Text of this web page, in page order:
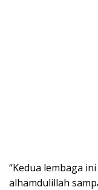
“Kedua lembaga
alhamdulillah